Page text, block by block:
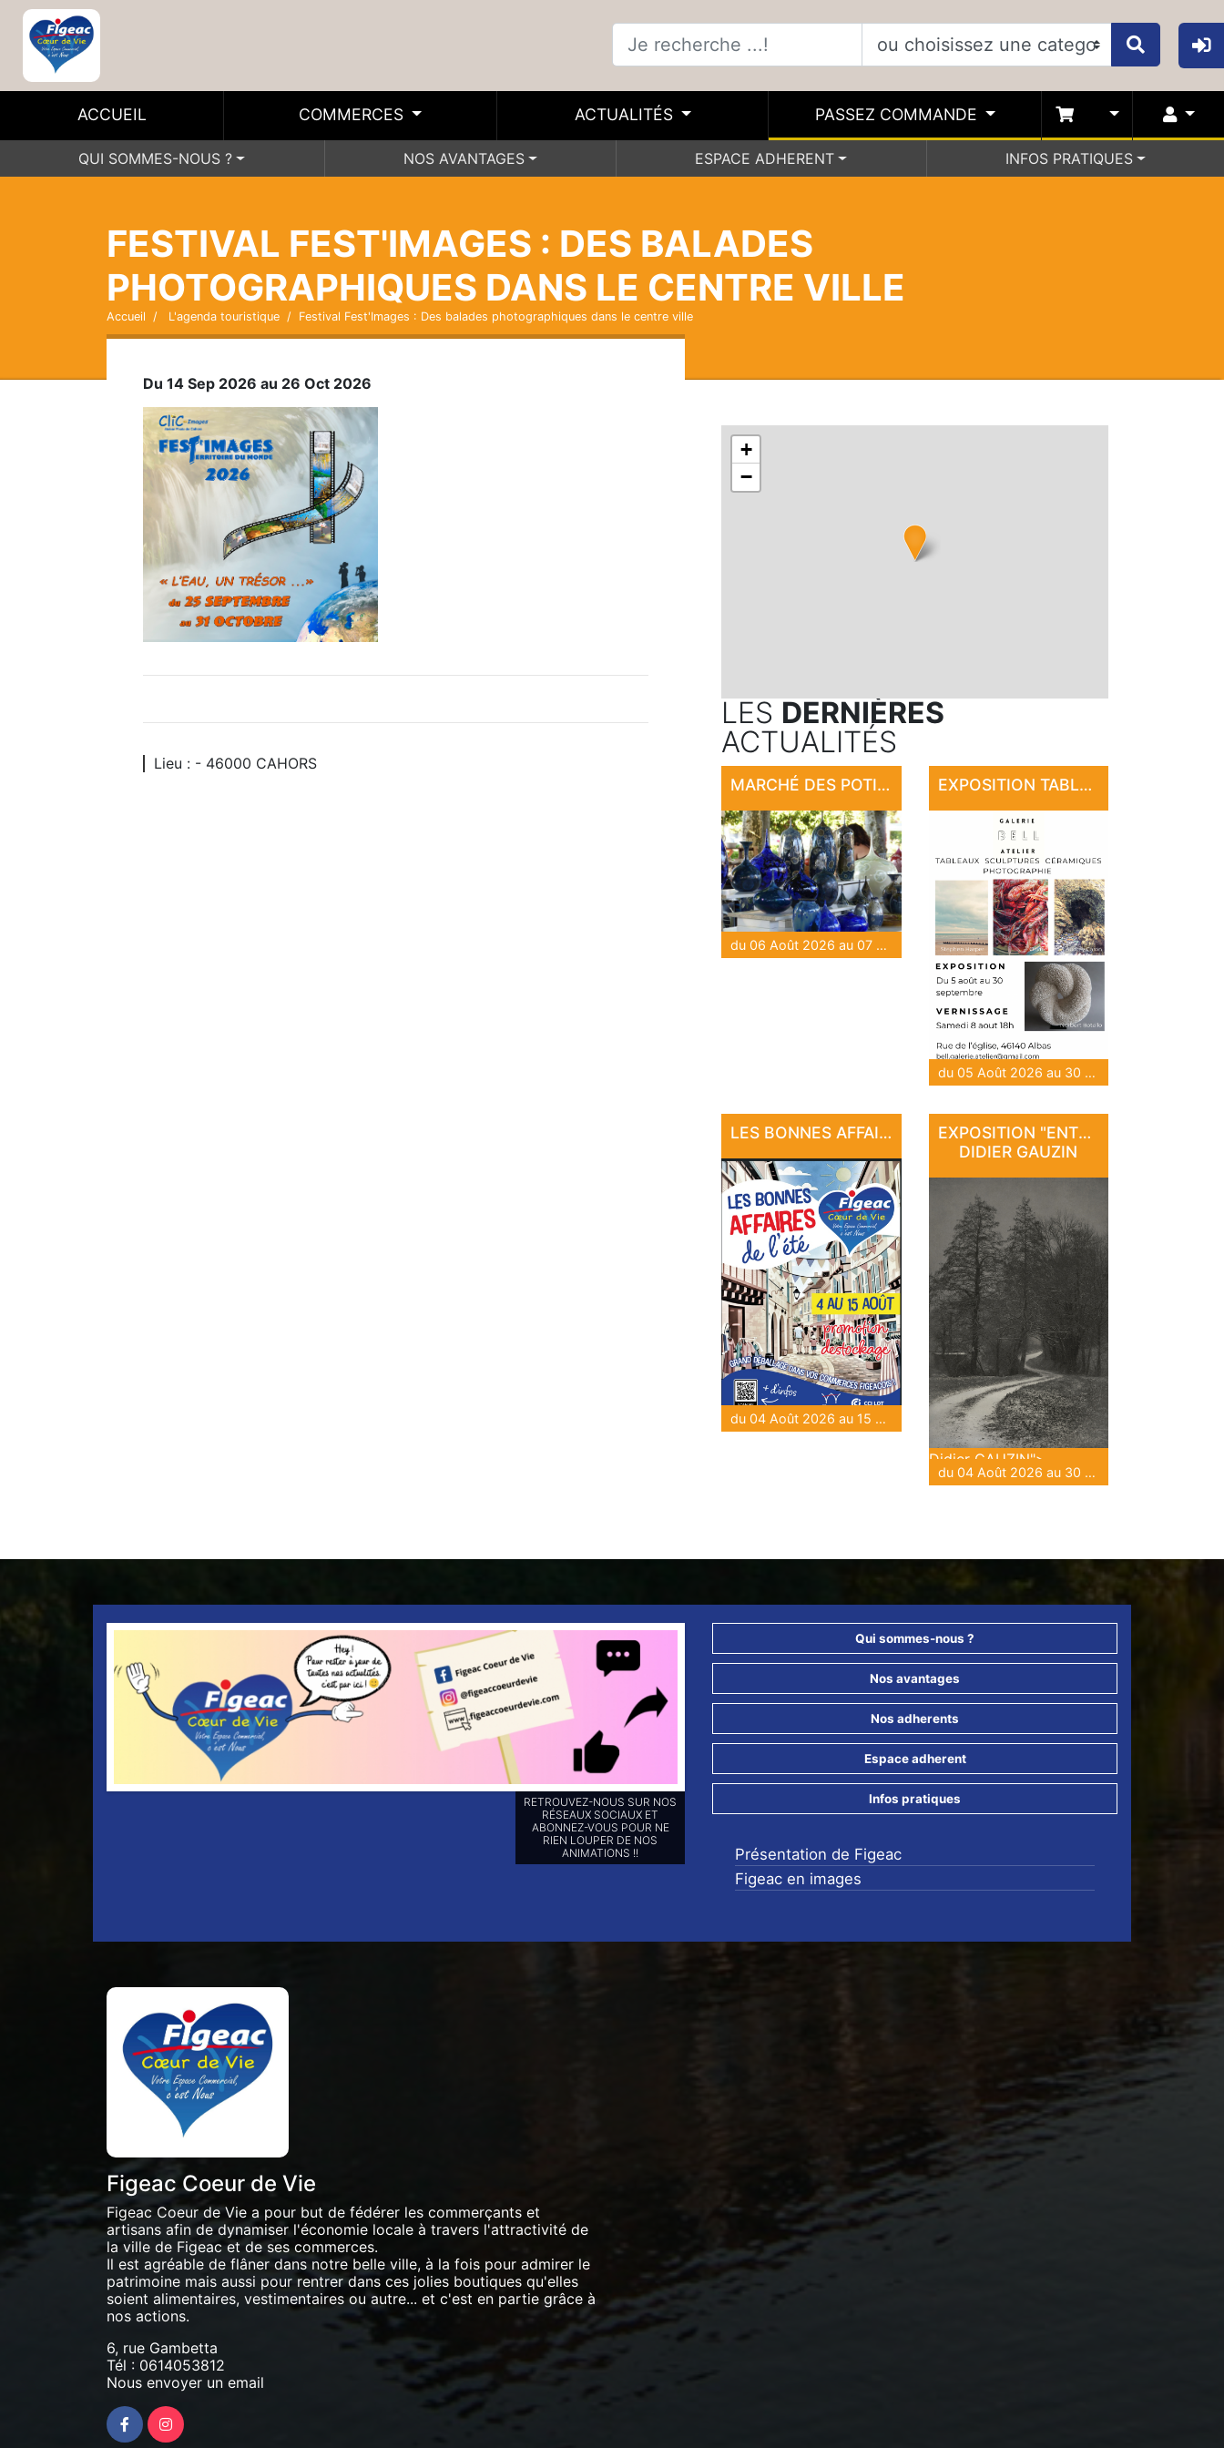
ACCUEIL COMMERCES ACTUALITÉS PASSEZ COMMANDE
QUI SOMMES-NOUS ? NOS AVANTAGES ESPACE ADHERENT INFOS PRATIQUES
FESTIVAL FEST'IMAGES : DES BALADES
PHOTOGRAPHIQUES DANS LE CENTRE VILLE
Accueil L'agenda touristique Festival Fest'Images : Des balades photographiques dans le centre ville
Du 14 Sep 2026 au 26 Oct 2026
Lieu : - 46000 CAHORS
+
−
LES DERNIÈRES
ACTUALITÉS
MARCHÉ DES POTIERS DE SAINT-CÉRÉ
du 06 Août 2026 au 07 Août 2026
EXPOSITION TABLEAUX, SCULPTURES, CÉRAMIQUE, PHOTOGRAPHIE
du 05 Août 2026 au 30 Sep 2026
LES BONNES AFFAIRES DE L'ÉTÉ
du 04 Août 2026 au 15 Août 2026
EXPOSITION "ENTRE PIERRE ET LUMIÈRE" - DE DAN COURTICE ET DE
DIDIER GAUZIN
Didier GAUZIN">
du 04 Août 2026 au 30 Août 2026
OFFREZ-VOUS DU POUVOIR
D'ACHAT !
Qui sommes-nous ?
Nos avantages
Nos adherents
Espace adherent
Infos pratiques
Présentation de Figeac
Figeac en images
Figeac Coeur de Vie
Figeac Coeur de Vie a pour but de fédérer les commerçants et
artisans afin de dynamiser l'économie locale à travers l'attractivité de
la ville de Figeac et de ses commerces.
Il est agréable de flâner dans notre belle ville, à la fois pour admirer le
patrimoine mais aussi pour rentrer dans ces jolies boutiques qu'elles
soient alimentaires, vestimentaires ou autre... et c'est en partie grâce à
nos actions.
6, rue Gambetta
Tél : 0614053812
Nous envoyer un email